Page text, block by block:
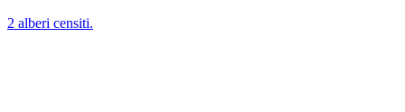
2 alberi censiti.